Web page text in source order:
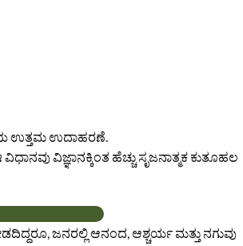
ಉತ್ತಮ ಉದಾಹರಣೆ.
ವಿಜ್ಞಾನಕ್ಕಿಂತ ಹೆಚ್ಚು ಸೃಜನಾತ್ಮಕ ಕುತೂಹಲ
ಜನರಲ್ಲಿ ಆನಂದ, ಆಶ್ಚರ್ಯ ಮತ್ತು ನಗುವು